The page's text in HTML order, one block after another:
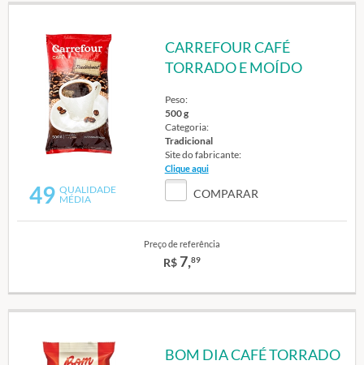
49 QUALIDADE
MÉDIA
CARREFOUR CAFÉ
TORRADO E MOÍDO
Peso:
500 g
Categoria:
Tradicional
Site do fabricante:
Clique aqui
COMPARAR
Preço de referência
R$7,89
BOM DIA CAFÉ TORRADO